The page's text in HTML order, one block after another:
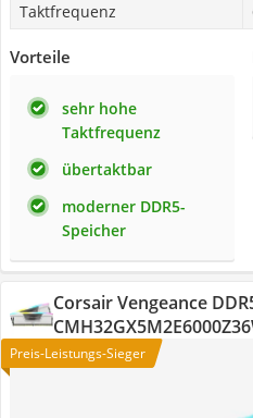
Taktfrequenz
Vorteile
sehr hohe
Taktfrequenz
übertaktbar
moderner DDR5-
Speicher
Corsair Vengeance
Preis-Leistungs-Sieger